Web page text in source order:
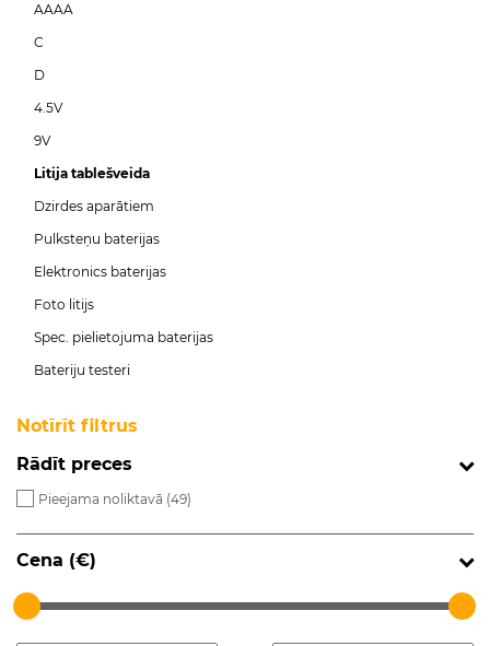
AAAA
C
D
4.5V
9V
Litija tablešveida
Dzirdes aparātiem
Pulksteņu baterijas
Elektronics baterijas
Foto litijs
Spec. pielietojuma baterijas
Bateriju testeri
Notīrīt filtrus
Rādīt preces
Pieejama noliktavā (49)
Cena (€)